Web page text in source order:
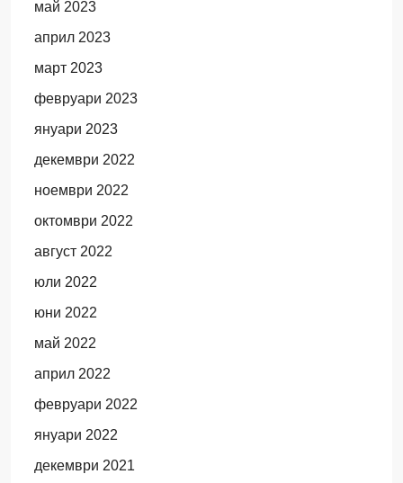
май 2023
април 2023
март 2023
февруари 2023
януари 2023
декември 2022
ноември 2022
октомври 2022
август 2022
юли 2022
юни 2022
май 2022
април 2022
февруари 2022
януари 2022
декември 2021